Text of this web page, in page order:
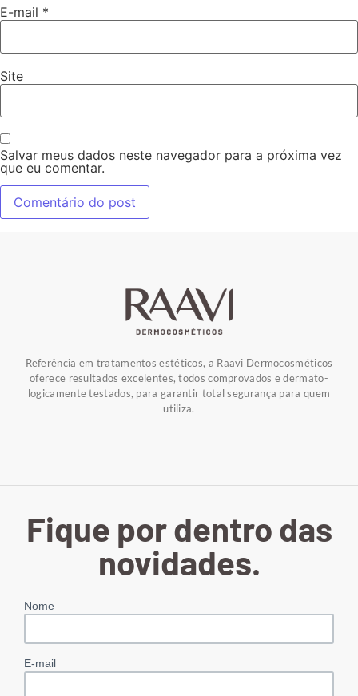
E-mail *
Site
Salvar meus dados neste navegador para a próxima vez
que eu comentar.
Referência em tratamentos estéticos, a Raavi Dermocosméticos
oferece resultados excelentes, todos comprovados e dermato-
logicamente testados, para garantir total segurança para quem
utiliza.
Fique por dentro das
novidades.
Nome
E-mail